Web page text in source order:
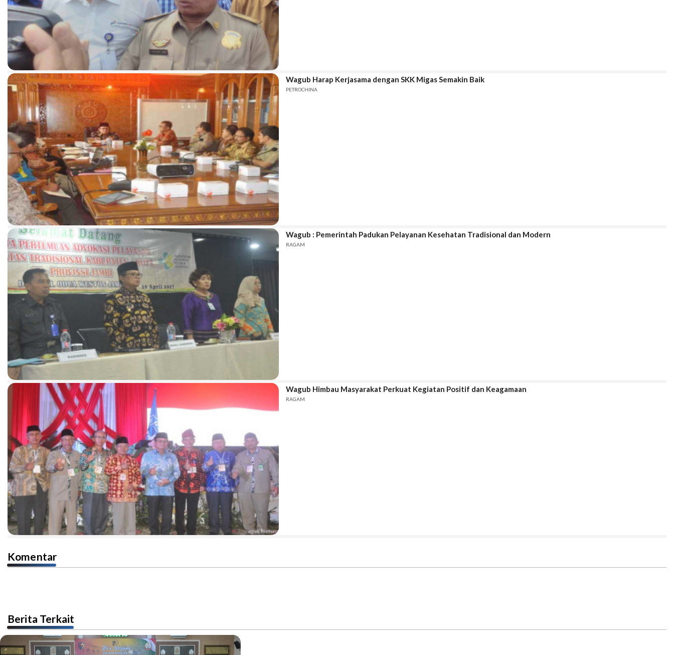
Wagub Harap Kerjasama dengan SKK Migas Semakin Baik
PETROCHINA
Wagub : Pemerintah Padukan Pelayanan Kesehatan Tradisional dan Modern
RAGAM
Wagub Himbau Masyarakat Perkuat Kegiatan Positif dan Keagamaan
RAGAM
Komentar
Berita Terkait